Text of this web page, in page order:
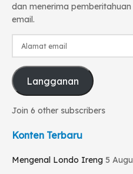
dan menerima
email.
Langganan
Join 6 other subscribers
Konten Terbaru
Mengenal Londo Ireng 5